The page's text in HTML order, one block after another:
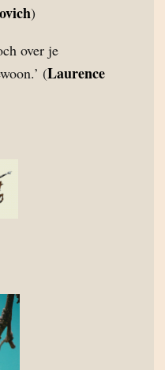
)
over je
(Laurence